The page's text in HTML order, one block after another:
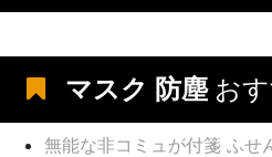
マスク 防塵おす
無能な非コミュが付箋 ふせ